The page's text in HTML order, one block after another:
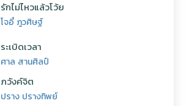
รักไม่ไหวแล้วโว้ย
โจอี้ ภูวศิษฐ์
ระเบิดเวลา
ศาล สานศิลป์
ภวังค์จิต
ปราง ปรางทิพย์